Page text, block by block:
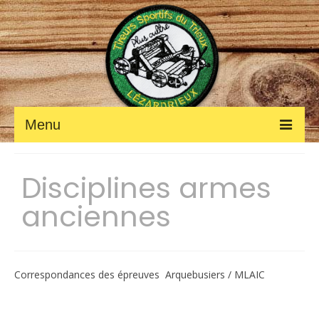
Menu
Fil des ACTUALITÉS
Petites annonces
LE CLUB
Disciplines armes
anciennes
Correspondances des épreuves Arquebusiers / MLAIC